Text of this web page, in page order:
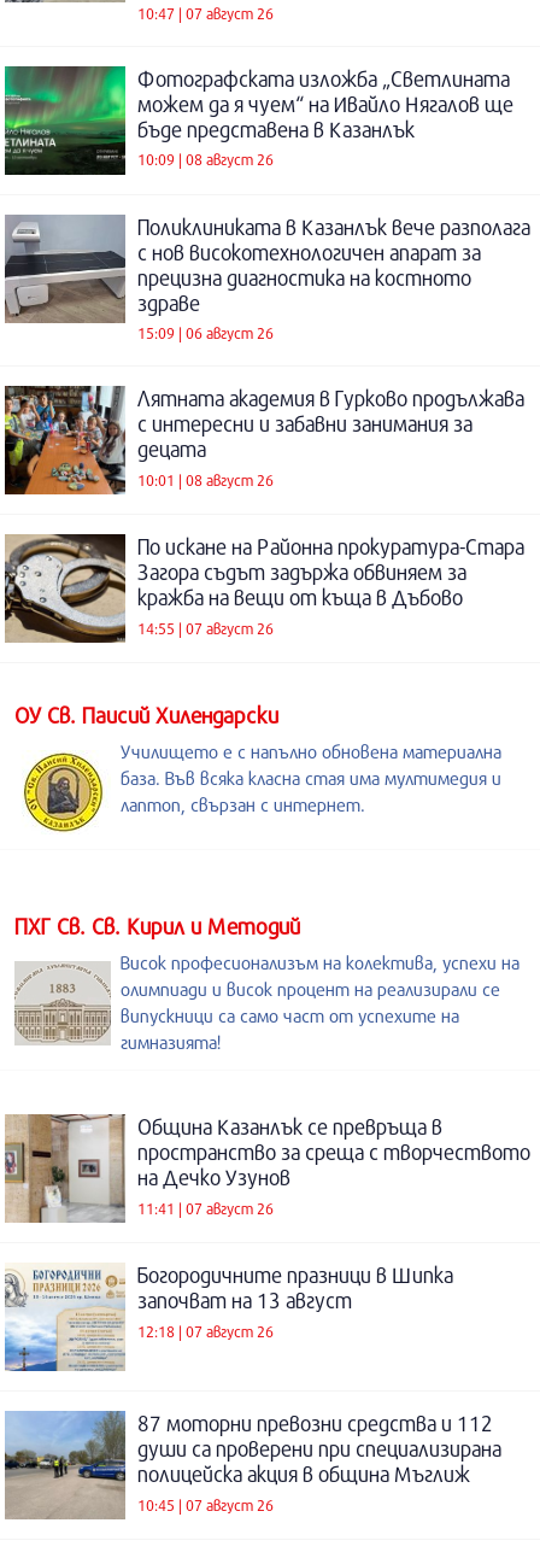
10:47 | 07 август 26
Фотографската изложба „Светлината
можем да я чуем“ на Ивайло Нягалов ще
бъде представена в Казанлък
10:09 | 08 август 26
Поликлиниката в Казанлък вече разполага
с нов високотехнологичен апарат за
прецизна диагностика на костното
здраве
15:09 | 06 август 26
Лятната академия в Гурково продължава
с интересни и забавни занимания за
децата
10:01 | 08 август 26
По искане на Районна прокуратура-Стара
Загора съдът задържа обвиняем за
кражба на вещи от къща в Дъбово
14:55 | 07 август 26
ОУ Св. Паисий Хилендарски
Училището е с напълно обновена материална
база. Във всяка класна стая има мултимедия и
лаптоп, свързан с интернет.
ПХГ Св. Св. Кирил и Методий
Висок професионализъм на колектива, успехи на
олимпиади и висок процент на реализирали се
випускници са само част от успехите на
гимназията!
Община Казанлък се превръща в
пространство за среща с творчеството
на Дечко Узунов
11:41 | 07 август 26
Богородичните празници в Шипка
започват на 13 август
12:18 | 07 август 26
87 моторни превозни средства и 112
души са проверени при специализирана
полицейска акция в община Мъглиж
10:45 | 07 август 26